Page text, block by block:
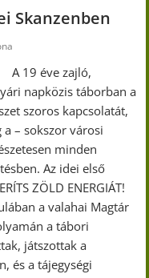
Skanzenben
A 19 éve zajló,
napközis táborban a
szoros kapcsolatát,
– sokszor városi
minden
Az idei első
ZÖLD ENERGIÁT!
a valahai Magtár
a tábori
játszottak a
és a tájegységi